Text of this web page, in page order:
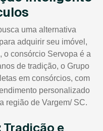
uma alternativa
adquirir seu imóvel,
o consórcio Servopa é a
de tradição, o Grupo
em consórcios, com
personalizado
região de Vargem/ SC.
Tradição e